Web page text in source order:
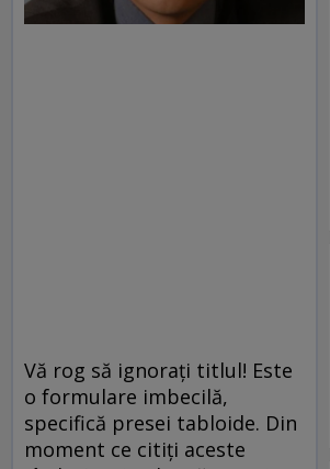
Vă rog să ignorați titlul! Este
o formulare imbecilă,
specifică presei tabloide. Din
moment ce citiți aceste